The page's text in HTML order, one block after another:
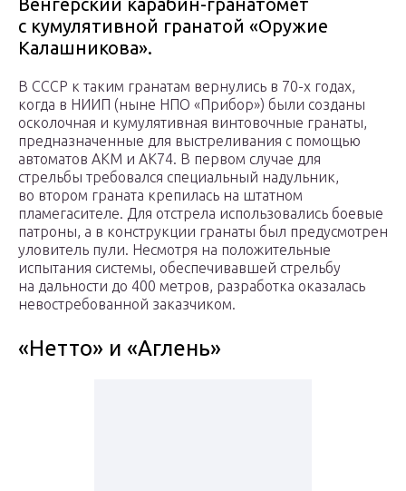
Венгерский карабин-гранатомёт
с кумулятивной гранатой «Оружие
Калашникова».
В СССР к таким гранатам вернулись в 70-х годах,
когда в НИИП (ныне НПО «Прибор») были созданы
осколочная и кумулятивная винтовочные гранаты,
предназначенные для выстреливания с помощью
автоматов АКМ и АК74. В первом случае для
стрельбы требовался специальный надульник,
во втором граната крепилась на штатном
пламегасителе. Для отстрела использовались боевые
патроны, а в конструкции гранаты был предусмотрен
уловитель пули. Несмотря на положительные
испытания системы, обеспечивавшей стрельбу
на дальности до 400 метров, разработка оказалась
невостребованной заказчиком.
«Нетто» и «Аглень»